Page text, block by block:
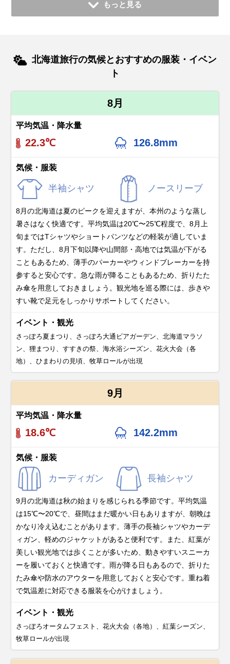
もっと見る
北海道旅行の気候とおすすめの服装・イベン
ト
8月
平均気温・降水量
22.3℃ 126.8mm
気候・服装
半袖シャツ ノースリーブ
8月の北海道は夏のピークを迎えますが、本州のような蒸し
暑さはなく快適です。平均気温は20℃〜25℃程度で、8月上
旬まではTシャツやショートパンツなどの軽装が適していま
す。ただし、8月下旬以降や山間部・高地では気温が下がる
こともあるため、薄手のパーカーやウィンドブレーカーを持
参すると安心です。急な雨が降ることもあるため、折りたた
み傘を用意しておきましょう。観光地を巡る際には、歩きや
すい靴で足元をしっかりサポートしてください。
イベント・観光
さっぽろ夏まつり、さっぽろ大通ビアガーデン、北海道マラソ
ン、狸まつり、すすきの祭、海水浴シーズン、花火大会（各
地）、ひまわりの見頃、牧草ロールが出現
9月
平均気温・降水量
18.6℃ 142.2mm
気候・服装
カーディガン 長袖シャツ
9月の北海道は秋の始まりを感じられる季節です。平均気温
は15℃〜20℃で、昼間はまだ暖かい日もありますが、朝晩は
かなり冷え込むことがあります。薄手の長袖シャツやカーデ
ィガン、軽めのジャケットがあると便利です。また、紅葉が
美しい観光地では歩くことが多いため、動きやすいスニーカ
ーを履いておくと快適です。雨が降る日もあるので、折りた
たみ傘や防水のアウターを用意しておくと安心です。重ね着
で気温差に対応できる服装を心がけましょう。
イベント・観光
さっぽろオータムフェスト、花火大会（各地）、紅葉シーズン、
牧草ロールが出現